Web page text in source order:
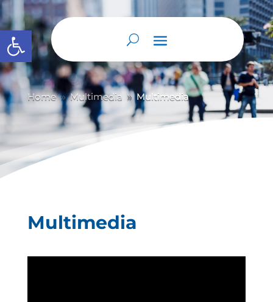
Abrir barra de herramientas
Home 9 Multimedia 9 Multimedia
Multimedia